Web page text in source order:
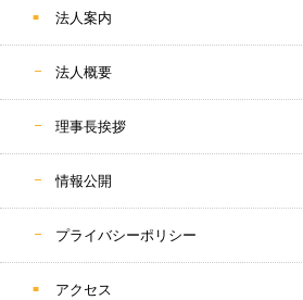
法人案内
法人概要
理事長挨拶
情報公開
プライバシーポリシー
アクセス